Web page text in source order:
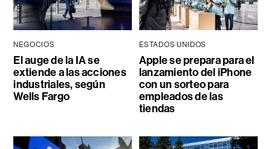
NEGOCIOS
El auge de la IA se
extiende a las acciones
industriales, según
Wells Fargo
ESTADOS UNIDOS
Apple se prepara para el
lanzamiento del iPhone
con un sorteo para
empleados de las
tiendas